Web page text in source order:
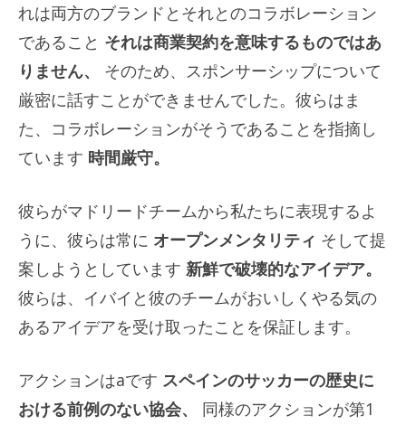
れは両方のブランドとそれとのコラボレーション
であること それは商業契約を意味するものではあ
りません、
そのため、スポンサーシップについて
厳密に話すことができませんでした。彼らはま
た、コラボレーションがそうであることを指摘し
ています 時間厳守。
彼らがマドリードチームから私たちに表現するよ
うに、彼らは常に オープンメンタリティ そして提
案しようとしています 新鮮で破壊的なアイデア。
彼らは、イバイと彼のチームがおいしくやる気の
あるアイデアを受け取ったことを保証します。
アクションはaです スペインのサッカーの歴史に
おける前例のない協会、 同様のアクションが第1